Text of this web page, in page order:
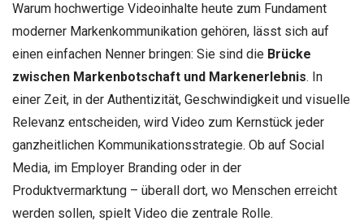
Warum hochwertige Videoinhalte heute zum Fundament
moderner Markenkommunikation gehören, lässt sich auf
einen einfachen Nenner bringen: Sie sind die Brücke
zwischen Markenbotschaft und Markenerlebnis. In
einer Zeit, in der Authentizität, Geschwindigkeit und visuelle
Relevanz entscheiden, wird Video zum Kernstück jeder
ganzheitlichen Kommunikationsstrategie. Ob auf Social
Media, im Employer Branding oder in der
Produktvermarktung – überall dort, wo Menschen erreicht
werden sollen, spielt Video die zentrale Rolle.